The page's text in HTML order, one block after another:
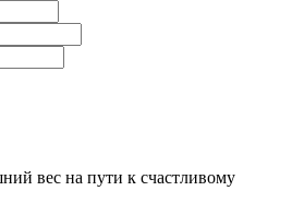
вес на пути к счастливому